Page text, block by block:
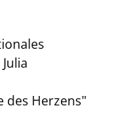
des Herzens"